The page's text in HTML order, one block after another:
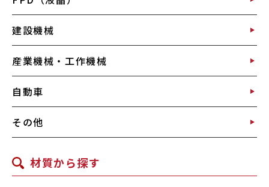
建設機械
産業機械・工作機械
自動車
その他
材質から探す